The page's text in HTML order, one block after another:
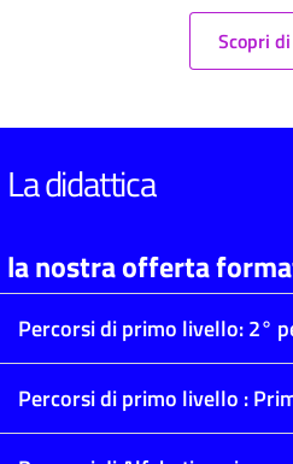
Scopri
La didattica
la nostra offerta
Percorsi di primo livello: 2°
Percorsi di primo livello :